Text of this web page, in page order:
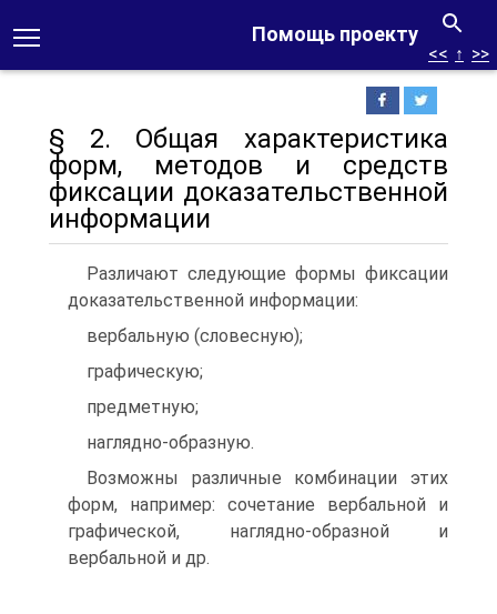
Помощь проекту
<< ↑ >>
§ 2. Общая характеристика
форм, методов и средств
фиксации доказательственной
информации
Различают следующие формы фиксации
доказательственной информации:
вербальную (словесную);
графическую;
предметную;
наглядно-образную.
Возможны различные комбинации этих
форм, например: сочетание вербальной и
графической, наглядно-образной и
вербальной и др.